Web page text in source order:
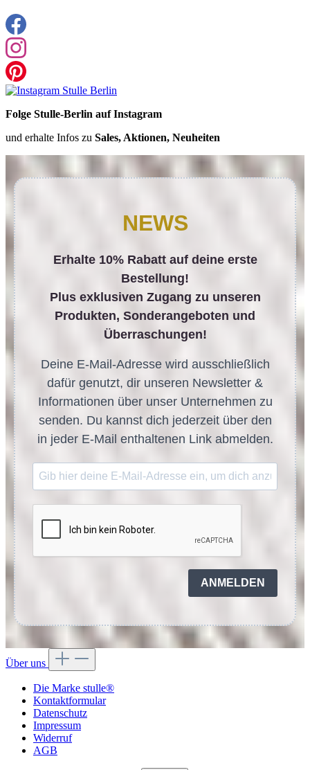
Folge Stulle-Berlin auf Instagram
und erhalte Infos zu Sales, Aktionen, Neuheiten
NEWS
Erhalte 10% Rabatt auf deine erste
Bestellung!
Plus exklusiven Zugang zu unseren
Produkten, Sonderangeboten und
Überraschungen!
Deine E-Mail-Adresse wird ausschließlich
dafür genutzt, dir unseren Newsletter &
Informationen über unser Unternehmen zu
senden. Du kannst dich jederzeit über den
in jeder E-Mail enthaltenen Link abmelden.
ANMELDEN
Über uns
Die Marke stulle®
Kontaktformular
Datenschutz
Impressum
Widerruf
AGB